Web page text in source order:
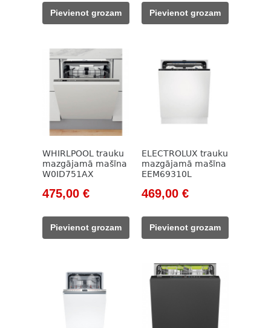
was:
607,00 €.
499,00 €.
Pievienot grozam
was:
645,00 €.
499,00 €.
Pievienot grozam
WHIRLPOOL trauku
mazgājamā mašīna
W0ID751AX
Original
was:
562,00 €.
475,00 €Current
475,00 €.
Pievienot grozam
ELECTROLUX trauku
mazgājamā mašīna
EEM69310L
Original
was:
692,00 €.
469,00 €Current
469,00 €.
Pievienot grozam